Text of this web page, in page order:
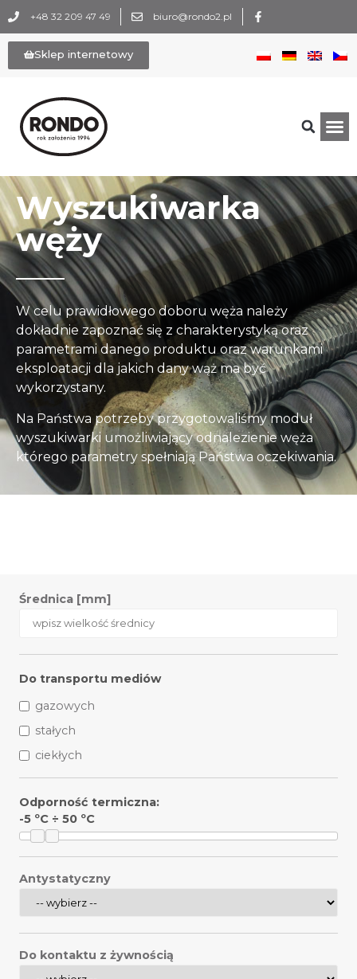
+48 32 209 47 49 biuro@rondo2.pl
Sklep internetowy
Wyszukiwarka
węży
W celu prawidłowego doboru węża należy
dokładnie zapoznać się z charakterystyką oraz
parametrami danego produktu oraz warunkami
eksploatacji dla jakich dany wąż ma być
wykorzystany.
Na Państwa potrzeby przygotowaliśmy moduł
wyszukiwarki umożliwiający odnalezienie węża
którego parametry spełniają Państwa oczekiwania.
Średnica [mm]
Do transportu mediów
gazowych
stałych
ciekłych
Odporność termiczna:
-5 ºC ÷ 50 ºC
Antystatyczny
Do kontaktu z żywnością